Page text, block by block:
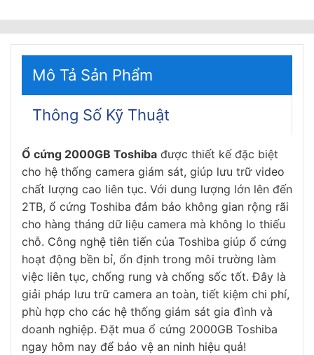
Mô Tả Sản Phẩm
Thông Số Kỹ Thuật
Ổ cứng 2000GB Toshiba được thiết kế đặc biệt
cho hệ thống camera giám sát, giúp lưu trữ video
chất lượng cao liên tục. Với dung lượng lớn lên đến
2TB, ổ cứng Toshiba đảm bảo không gian rộng rãi
cho hàng tháng dữ liệu camera mà không lo thiếu
chỗ. Công nghệ tiên tiến của Toshiba giúp ổ cứng
hoạt động bền bỉ, ổn định trong môi trường làm
việc liên tục, chống rung và chống sốc tốt. Đây là
giải pháp lưu trữ camera an toàn, tiết kiệm chi phí,
phù hợp cho các hệ thống giám sát gia đình và
doanh nghiệp. Đặt mua ổ cứng 2000GB Toshiba
ngay hôm nay để bảo vệ an ninh hiệu quả!